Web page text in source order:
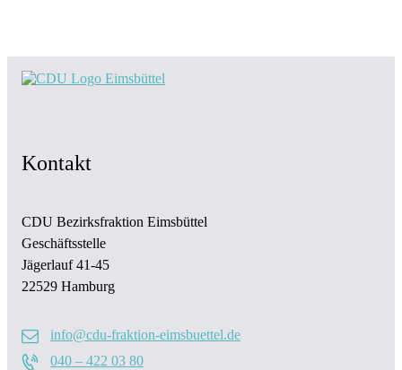
Kontakt
CDU Bezirksfraktion Eimsbüttel
Geschäftsstelle
Jägerlauf 41-45
22529 Hamburg
info@cdu-fraktion-eimsbuettel.de
040 – 422 03 80